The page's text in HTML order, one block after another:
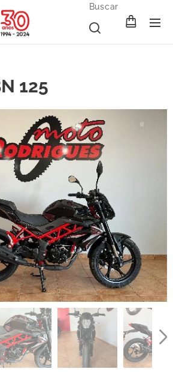
Buscar
125